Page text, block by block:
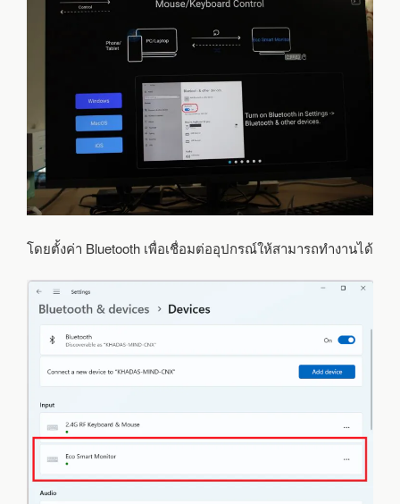
โดยตั้งค่า Bluetooth เพื่อเชื่อมต่ออุปกรณ์ให้สามารถทำงานได้